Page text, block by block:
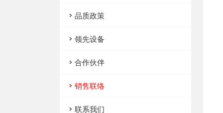
品质政策
领先设备
合作伙伴
销售联络
联系我们